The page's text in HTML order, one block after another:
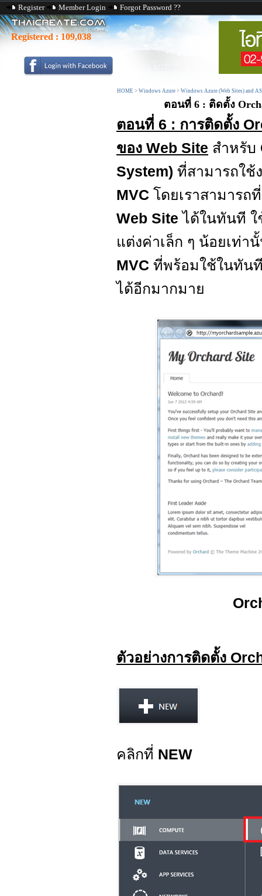
Register Member Login Forgot Password ??
Registered : 109,038
HOME > Windows Azure > Windows Azure (Web Sites) and
ตอนที่ 6 : ติดตั้ง
ตอนที่ 6 : การติดตั้ง
ของ Web Site สำหรับ
System) ที่สามารถใ
MVC โดยเราสามารถ
Web Site ได้ในทันที ใ
แต่งค่าเล็ก ๆ น้อยเท่
MVC ที่พร้อมใช้ในทัน
ได้อีกมากมาย
ตัวอย่างการติดตั้ง
คลิกที่ NEW